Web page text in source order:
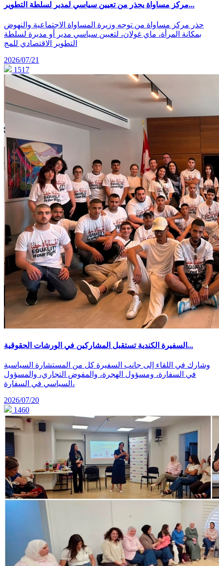
مركز مساواة يحذر من تعيين سياسي لمدير لسلطة التطوير...
حذر مركز مساواة من توجه وزيرة المساواة الاجتماعية والنهوض
بمكانة المرأة، ماي غولان، لتعيين سياسي مدير أو مديرة لسلطة
التطوير الاقتصادي للمج
2026/07/21
1517
السفيرة الكندية تستقبل المشاركين في الورشات الحقوقية...
وشارك في اللقاء إلى جانب السفيرة كل من المستشارة السياسية
في السفارة، ومسؤول الهجرة، والمفوض التجاري، والمسؤول
السياسي في السفارة،
2026/07/20
1460